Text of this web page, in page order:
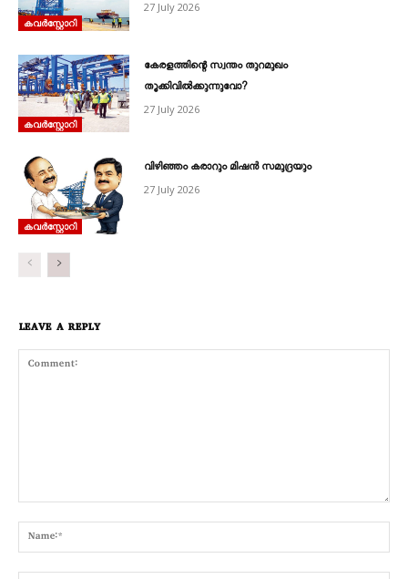
കവര്‍സ്റ്റോറി
27 July 2026
കവര്‍സ്റ്റോറി
കേരളത്തിന്റെ സ്വന്തം തുറമുഖം
തൂക്കിവിൽക്കുന്നുവോ?
27 July 2026
കവര്‍സ്റ്റോറി
വിഴിഞ്ഞം കരാറും മിഷൻ സമുദ്രയും
27 July 2026
LEAVE A REPLY